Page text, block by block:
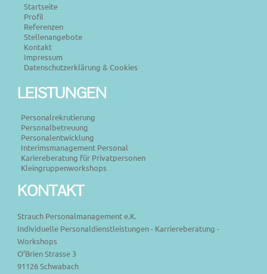
Startseite
Profil
Referenzen
Stellenangebote
Kontakt
Impressum
Datenschutzerklärung & Cookies
LEISTUNGEN
Personalrekrutierung
Personalbetreuung
Personalentwicklung
Interimsmanagement Personal
Kariereberatung für Privatpersonen
Kleingruppenworkshops
KONTAKT
Strauch Personalmanagement e.K.
Individuelle Personaldienstleistungen - Karriereberatung -
Workshops
O’Brien Strasse 3
91126 Schwabach